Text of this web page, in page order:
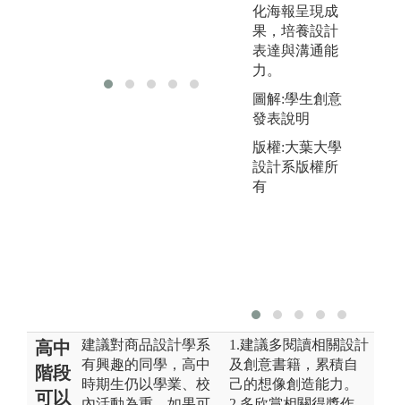
化海報呈現成
果，培養設計
表達與溝通能
力。
圖解:學生創意
發表說明
版權:大葉大學
設計系版權所
有
高中
階段
可以
建議對商品設計學系
有興趣的同學，高中
時期生仍以學業、校
1.建議多閱讀相關設計
及創意書籍，累積自
己的想像創造能力。